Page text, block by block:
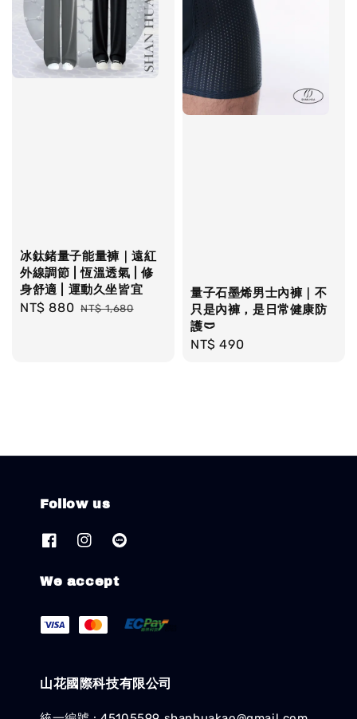
冰鈦鍺量子能量褲｜遠紅
外線調節 | 恆溫透氣 | 修
身舒適 | 運動久坐皆宜
Sale
NT$ 880 Regular
NT$ 1,680
量子石墨烯男士內褲｜不
只是內褲，是日常健康防
護🩲
Regular
NT$ 490
Follow us
We accept
山花國際科技有限公司